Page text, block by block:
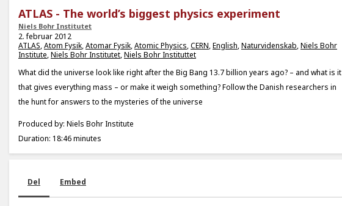
ATLAS - The world’s biggest physics experiment
Niels Bohr Institutet
2. februar 2012
ATLAS,Atom Fysik,Atomar Fysik,Atomic Physics,CERN,English,Naturvidenskab,Niels Bohr
Institute,Niels Bohr Institutet,Niels Bohr Instituttet
What did the universe look like right after the Big Bang 13.7 billion years ago? – and what is it
that gives everything mass – or make it weigh something? Follow the Danish researchers in
the hunt for answers to the mysteries of the universe
Produced by: Niels Bohr Institute
Duration: 18:46 minutes
Del Embed